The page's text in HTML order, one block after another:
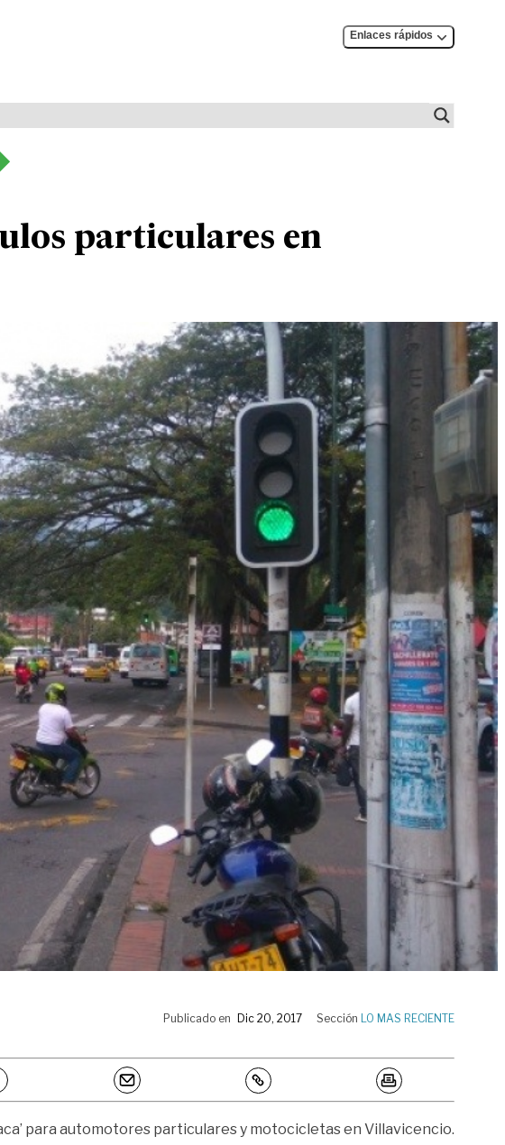
Enlaces rápidos
particulares en
Publicado en Dic 20, 2017 Sección LO MAS RECIENTE
para automotores particulares y motocicletas en Villavicencio.